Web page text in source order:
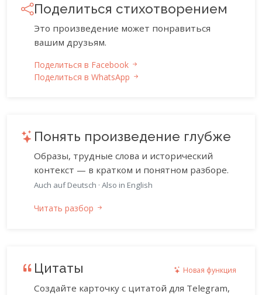
Поделиться стихотворением
Это произведение может понравиться
вашим друзьям.
Поделиться в Facebook
Поделиться в WhatsApp
Понять произведение глубже
Образы, трудные слова и исторический
контекст — в кратком и понятном разборе.
Auch auf Deutsch · Also in English
Читать разбор
Цитаты Новая функция
Создайте карточку с цитатой для Telegram,